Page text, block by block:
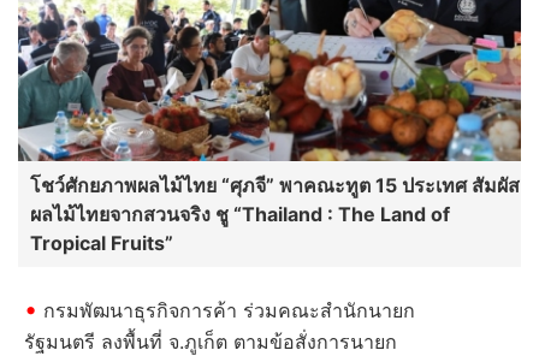
โชว์ศักยภาพผลไม้ไทย “ศุภจี” พาคณะทูต 15 ประเทศ สัมผัส
ผลไม้ไทยจากสวนจริง ชู “Thailand : The Land of
Tropical Fruits”
กรมพัฒนาธุรกิจการค้า ร่วมคณะสำนักนายก
รัฐมนตรี ลงพื้นที่ จ.ภูเก็ต ตามข้อสั่งการนายก